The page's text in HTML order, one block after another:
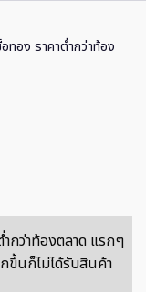
อง ราคาต่ำกว่าท้อง
กว่าท้องตลาด แรกๆ
ขึ้นก็ไม่ได้รับสินค้า